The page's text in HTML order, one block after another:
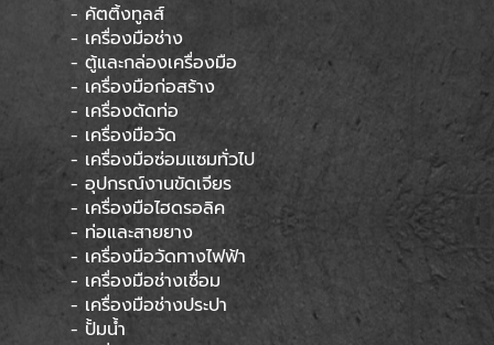
- คัตติ้งทูลส์
- เครื่องมือช่าง
- ตู้และกล่องเครื่องมือ
- เครื่องมือก่อสร้าง
- เครื่องตัดท่อ
- เครื่องมือวัด
- เครื่องมือซ่อมแซมทั่วไป
- อุปกรณ์งานขัดเจียร
- เครื่องมือไฮดรอลิค
- ท่อและสายยาง
- เครื่องมือวัดทางไฟฟ้า
- เครื่องมือช่างเชื่อม
- เครื่องมือช่างประปา
- ปั้มน้ำ